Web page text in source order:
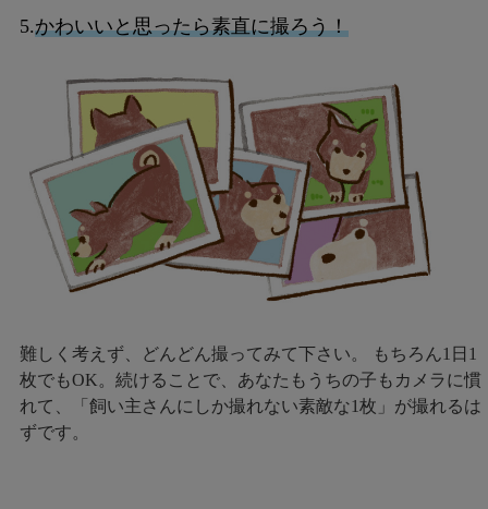
5.かわいいと思ったら素直に撮ろう！
難しく考えず、どんどん撮ってみて下さい。 もちろん1日1
枚でもOK。続けることで、あなたもうちの子もカメラに慣
れて、「飼い主さんにしか撮れない素敵な1枚」が撮れるは
ずです。